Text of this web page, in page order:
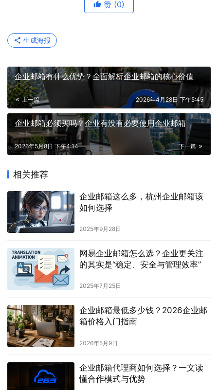
赞 (0)
生成海报
企业邮箱有什么优势？全面解析企业邮箱的核心价值
上一篇 2026年4月28日 下午5:45
企业邮箱必须买吗？企业有没有必要使用企业邮箱
下一篇
2026年5月8日 下午4:14
相关推荐
企业邮箱这么多，杭州企业邮箱该
如何选择
2025年9月28日
网易企业邮箱怎么选？企业更关注
的其实是“稳定、安全与管理效率”
2025年7月25日
企业邮箱最低多少钱？2026企业邮
箱价格入门指南
2026年5月9日
企业邮箱代理商如何选择？一文读
懂合作模式与优势